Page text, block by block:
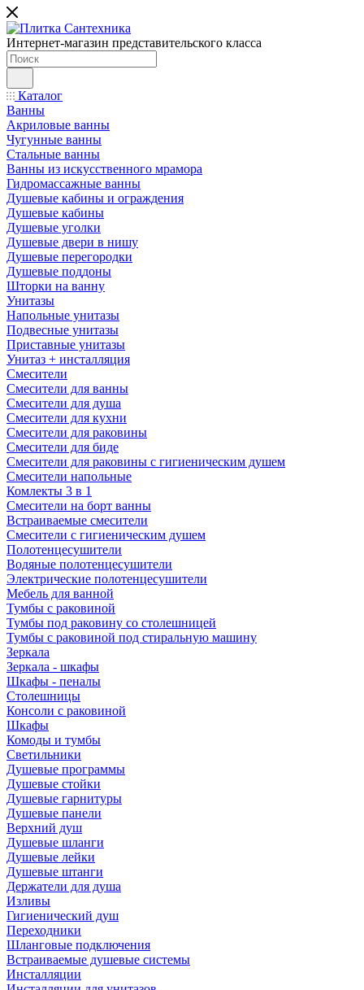
Интернет-магазин представительского класса
Каталог
Ванны
Акриловые ванны
Чугунные ванны
Стальные ванны
Ванны из искусственного мрамора
Гидромассажные ванны
Душевые кабины и ограждения
Душевые кабины
Душевые уголки
Душевые двери в нишу
Душевые перегородки
Душевые поддоны
Шторки на ванну
Унитазы
Напольные унитазы
Подвесные унитазы
Приставные унитазы
Унитаз + инсталляция
Смесители
Смесители для ванны
Смесители для душа
Смесители для кухни
Смесители для раковины
Смесители для биде
Смесители для раковины с гигиеническим душем
Смесители напольные
Комлекты 3 в 1
Смесители на борт ванны
Встраиваемые смесители
Смесители с гигиеническим душем
Полотенцесушители
Водяные полотенцесушители
Электрические полотенцесушители
Мебель для ванной
Тумбы с раковиной
Тумбы под раковину со столешницей
Тумбы с раковиной под стиральную машину
Зеркала
Зеркала - шкафы
Шкафы - пеналы
Столешницы
Консоли с раковиной
Шкафы
Комоды и тумбы
Светильники
Душевые программы
Душевые стойки
Душевые гарнитуры
Душевые панели
Верхний душ
Душевые шланги
Душевые лейки
Душевые штанги
Держатели для душа
Изливы
Гигиенический душ
Переходники
Шланговые подключения
Встраиваемые душевые системы
Инсталляции